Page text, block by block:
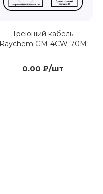
Греющий кабель
Raychem GM-4CW-70M
0.00 ₽/шт